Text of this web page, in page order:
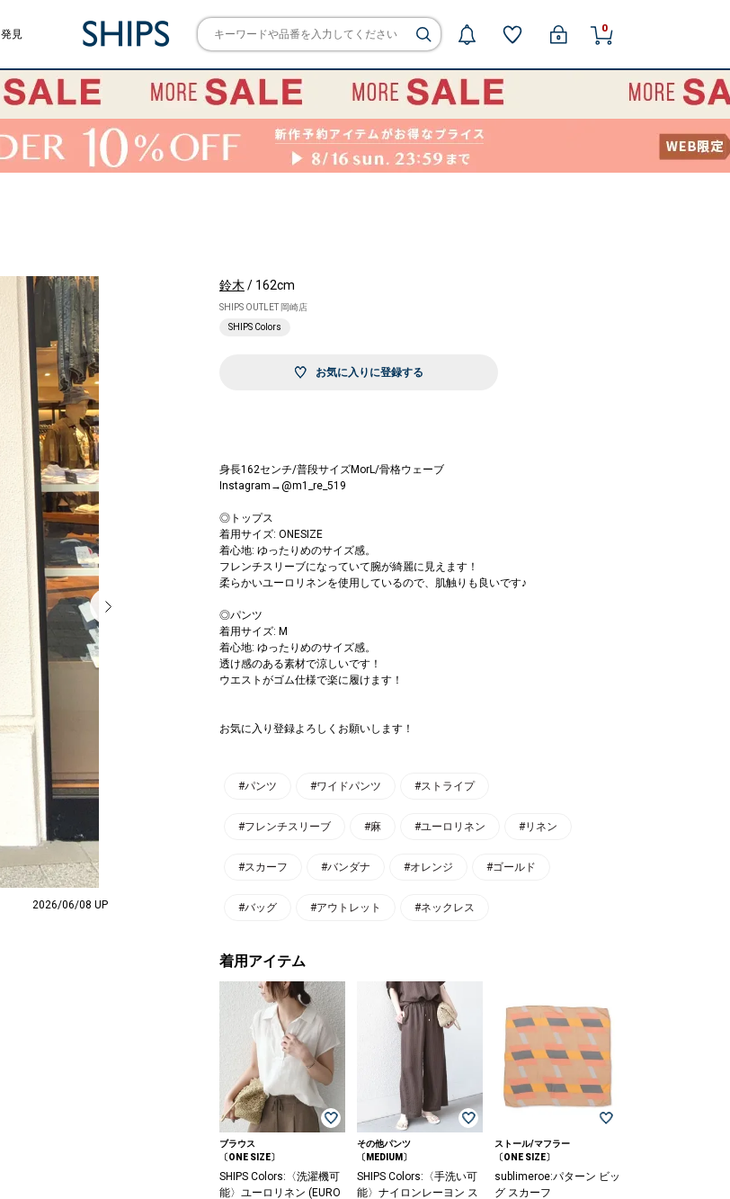
発見 0
2026/06/08 UP
鈴木 / 162cm
SHIPS OUTLET 岡崎店
SHIPS Colors
お気に入りに登録する
身長162センチ/普段サイズMorL/骨格ウェーブ
Instagram→@m1_re_519
◎トップス
着用サイズ: ONESIZE
着心地: ゆったりめのサイズ感。
フレンチスリーブになっていて腕が綺麗に見えます！
柔らかいユーロリネンを使用しているので、肌触りも良いです♪
◎パンツ
着用サイズ: M
着心地: ゆったりめのサイズ感。
透け感のある素材で涼しいです！
ウエストがゴム仕様で楽に履けます！
お気に入り登録よろしくお願いします！
#パンツ #ワイドパンツ #ストライプ
#フレンチスリーブ #麻 #ユーロリネン #リネン
#スカーフ #バンダナ #オレンジ #ゴールド
#バッグ #アウトレット #ネックレス
着用アイテム
ブラウス
〔ONE SIZE〕
SHIPS Colors:〈洗濯機可
能〉ユーロリネン (EURO
その他パンツ
〔MEDIUM〕
SHIPS Colors:〈手洗い可
能〉ナイロンレーヨン ス
ストール/マフラー
〔ONE SIZE〕
sublimeroe:パターン ビッ
グ スカーフ